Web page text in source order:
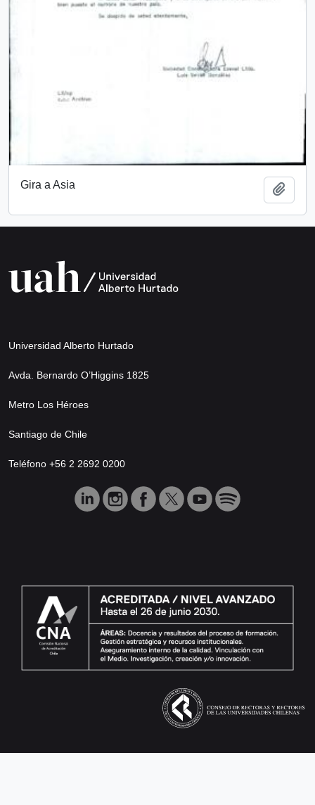
Gira a Asia
Universidad Alberto Hurtado
Avda. Bernardo O’Higgins 1825
Metro Los Héroes
Santiago de Chile
Teléfono +56 2 2692 0200